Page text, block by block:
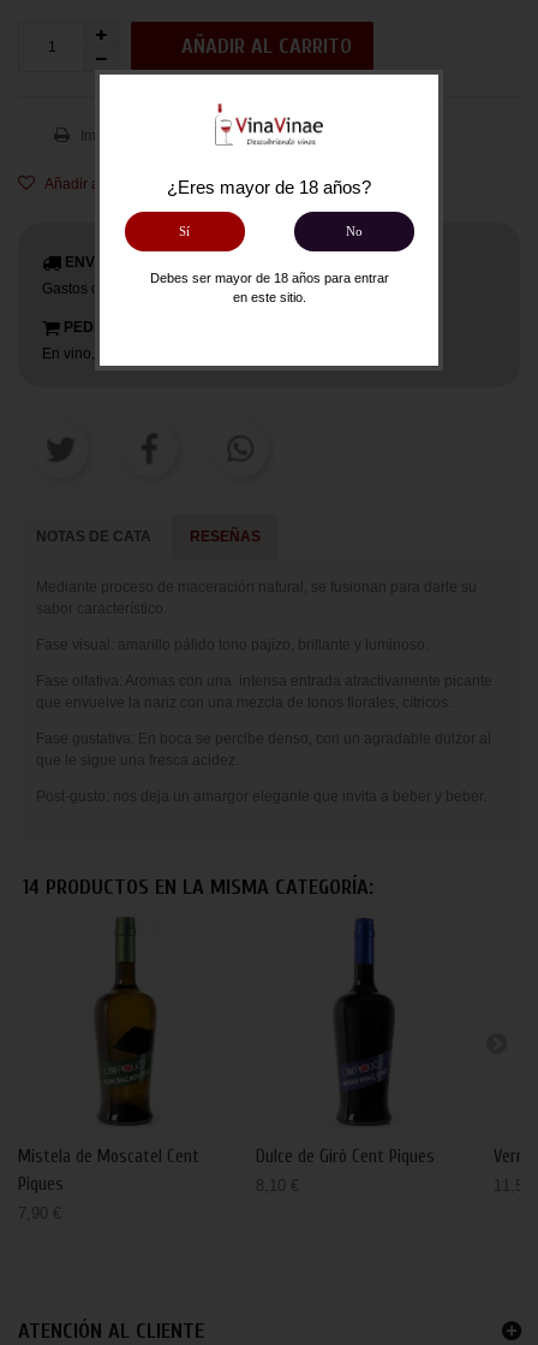
AÑADIR AL CARRITO
Imprimir
Añadir a la lista de deseos
ENVÍO GRATUITO
Gastos de envío gratuitos a partir de 150€ de compra.
PEDIDO MÍNIMO
En vino, cajas de 3 botellas iguales o diferentes.
NOTAS DE CATA RESEÑAS
Mediante proceso de maceración natural, se fusionan para darle su
sabor característico.
Fase visual: amarillo pálido tono pajizo, brillante y luminoso.
Fase olfativa: Aromas con una intensa entrada atractivamente picante
que envuelve la nariz con una mezcla de tonos florales, cítricos.
Fase gustativa: En boca se percibe denso, con un agradable dulzor al
que le sigue una fresca acidez.
Post-gusto: nos deja un amargor elegante que invita a beber y beber.
14 PRODUCTOS EN LA MISMA CATEGORÍA:
Mistela de Moscatel Cent
Piques
7,90 €
Dulce de Giró Cent Piques
8,10 € 11,50
ATENCIÓN AL CLIENTE
¿Eres mayor de 18 años?
Sí No
Debes ser mayor de 18 años para entrar
en este sitio.